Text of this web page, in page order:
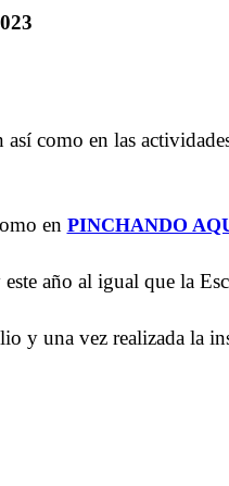
como en las
en PINCHANDO
año al igual que la
y una vez realizada la